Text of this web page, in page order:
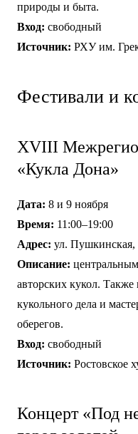
природы и быта.
Вход: свободный
Источник: РХУ им.
Фестивали и
XVIII
«Кукла Дона»
Дата: 8 и 9 ноября
Время: 11:00–19:00
Адрес: ул. Пушкинская,
Описание:
авторских кукол.
кукольного дела и
оберегов.
Вход: свободный
Источник: Ростовское
Концерт «Под